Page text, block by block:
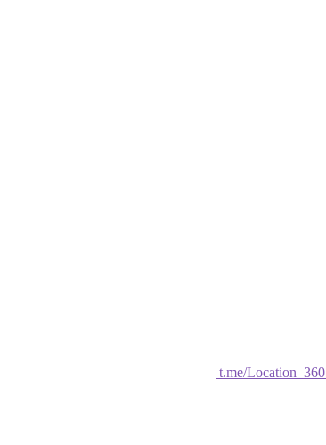
t.me/Location_360